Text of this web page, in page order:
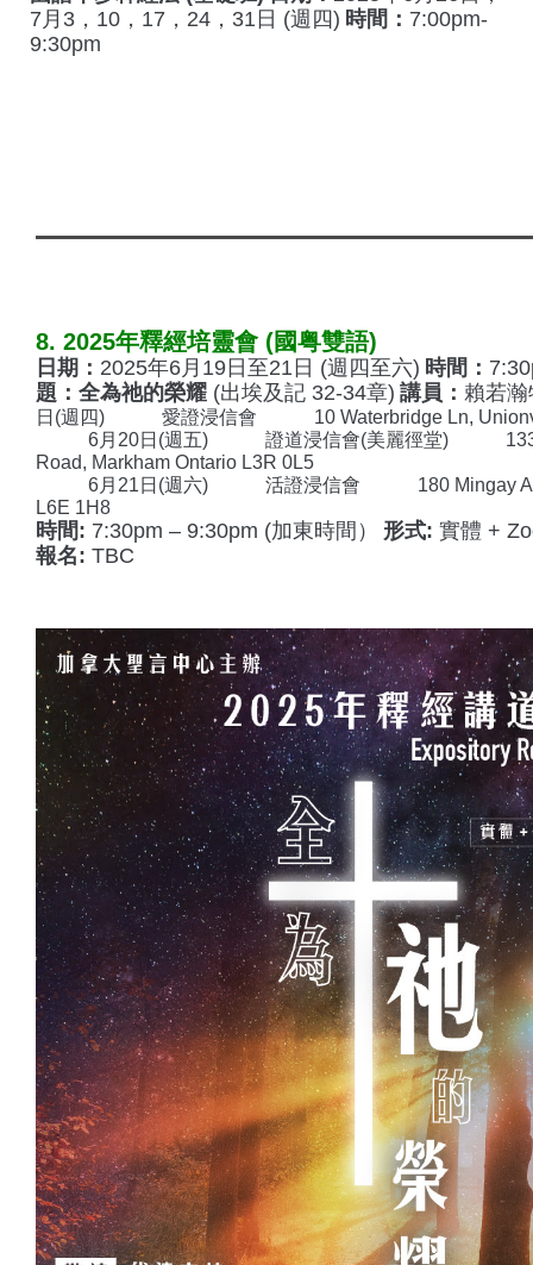
7月3，10，17，24，31日 (週四) 時間： 7:00pm-
9:30pm
8. 2025年釋經培靈會 (國粤雙語)
日期： 2025年6月19日至21日 (週四至六) 時間：
題：全為祂的榮耀 (出埃及記 32-34章) 講員： 賴若瀚
日(週四) 愛證浸信會
10 Waterbridge Ln,
6月20日(週五)
證道浸信會(美麗徑堂)
133
Road, Markham Ontario L3R 0L5
6月21日(週六)
活證浸信會
180 Mingay
L6E 1H8
時間: 7:30pm – 9:30pm (加東時間） 形式: 實體 +
報名: TBC